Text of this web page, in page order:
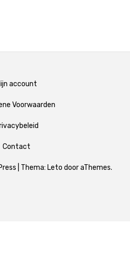
account
Voorwaarden
Contact
Thema: Leto door aThemes.